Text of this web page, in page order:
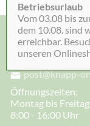
KONTAKT
05532-
post@knapp-
Öffnungszeiten:
Montag bis
8:00 - 16:00 Uhr
Betriebsurlaub
Vom 03.08 bis
dem 10.08. sind
erreichbar.
unseren